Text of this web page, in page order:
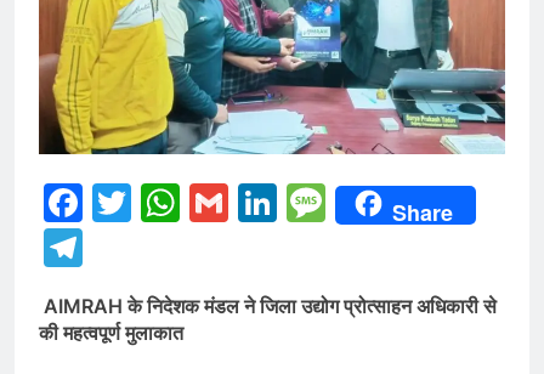
Facebook
Twitter
WhatsApp
GmailLinkedIn
Message
Share
AIMRAH के निदेशक मंडल ने जिला उद्योग प्रोत्साहन अधिकारी से
की महत्वपूर्ण मुलाकात